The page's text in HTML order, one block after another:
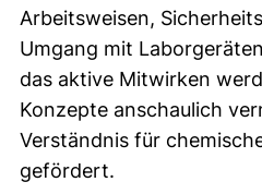
Arbeitsweisen,
Umgang mit
das aktive Mitwirken
Konzepte anschaulich
Verständnis für
gefördert.